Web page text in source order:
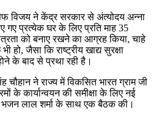
विजय ने केंद्र सरकार से अंत्योदय अन्ना
गए प्रत्येक घर के लिए प्रति माह 35
को बनाए रखने का आग्रह किया, चाहे
हो, जैसा कि राष्ट्रीय खाद्य सुरक्षा
के बाद से प्रथा रही है।
चौहान ने राज्य में विकसित भारत ग्राम जी
के कार्यान्वयन की समीक्षा के लिए नई
भजन लाल शर्मा के साथ एक बैठक की।